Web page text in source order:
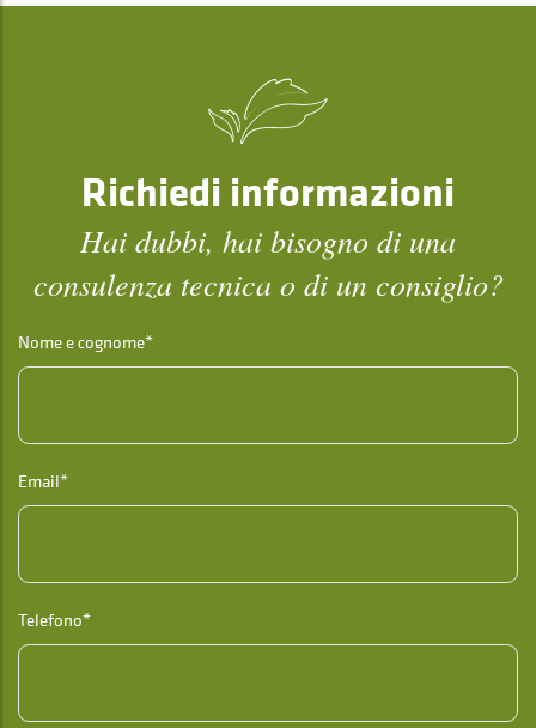
Richiedi informazioni
Hai dubbi, hai bisogno di una
consulenza tecnica o di un consiglio?
Nome e cognome*
Email*
Telefono*